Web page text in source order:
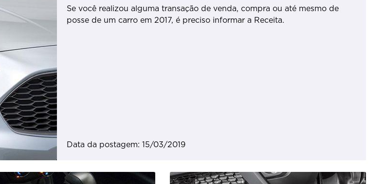
Se você realizou alguma transação de venda, compra ou até mesmo de
posse de um carro em 2017, é preciso informar a Receita.
Data da postagem: 15/03/2019